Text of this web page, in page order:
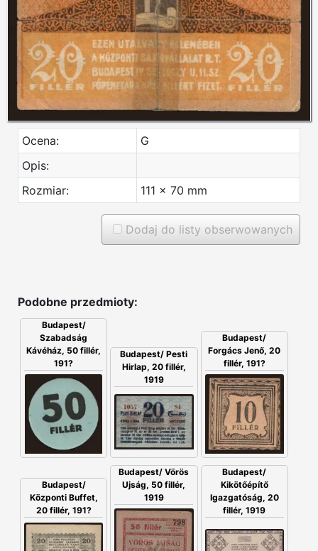
Ocena:
G
Opis:
Rozmiar:
111 x 70 mm
Dodaj do listy obserwowanych
Podobne przedmioty:
Budapest/
Szabadság
Kávéház, 50 fillér,
191?
Budapest/ Pesti
Hirlap, 20 fillér,
1919
Budapest/
Forgács Jenő, 20
fillér, 191?
Budapest/
Központi Buffet,
20 fillér, 191?
Budapest/ Vörös
Ujság, 50 fillér,
1919
Budapest/
Kikötőépítő
Igazgatóság, 20
fillér, 1919